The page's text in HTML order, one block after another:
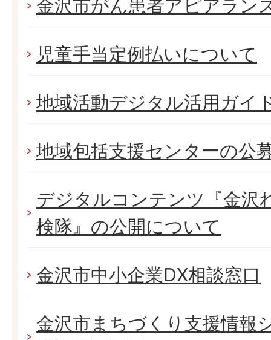
金沢市がん患者アピアラン
児童手当定例払いについて
地域活動デジタル活用ガイ
地域包括支援センターの公
デジタルコンテンツ『金沢
検隊』の公開について
金沢市中小企業DX相談窓口
金沢市まちづくり支援情報